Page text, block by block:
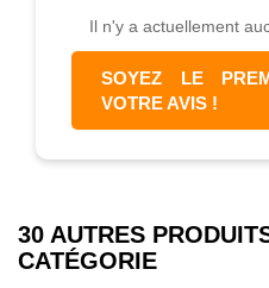
Il n'y a actuellement
SOYEZ LE
VOTRE AVIS !
30 AUTRES
CATÉGORIE